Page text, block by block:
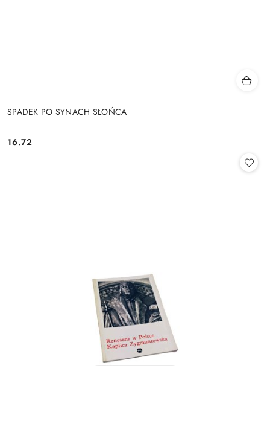
SPADEK PO SYNACH SŁOŃCA
Cena:
16.72